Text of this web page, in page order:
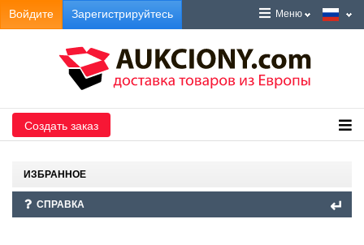
Войдите Зарегистрируйтесь Меню
Создать заказ
ИЗБРАННОЕ
СПРАВКА